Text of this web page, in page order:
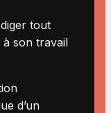
tout
son travail
d’un